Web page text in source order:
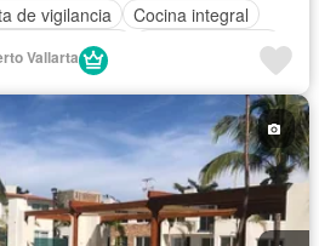
de vigilancia
Cocina integral
de servicio
Estacionamiento
Terraza
Zonas verdes
Vallarta